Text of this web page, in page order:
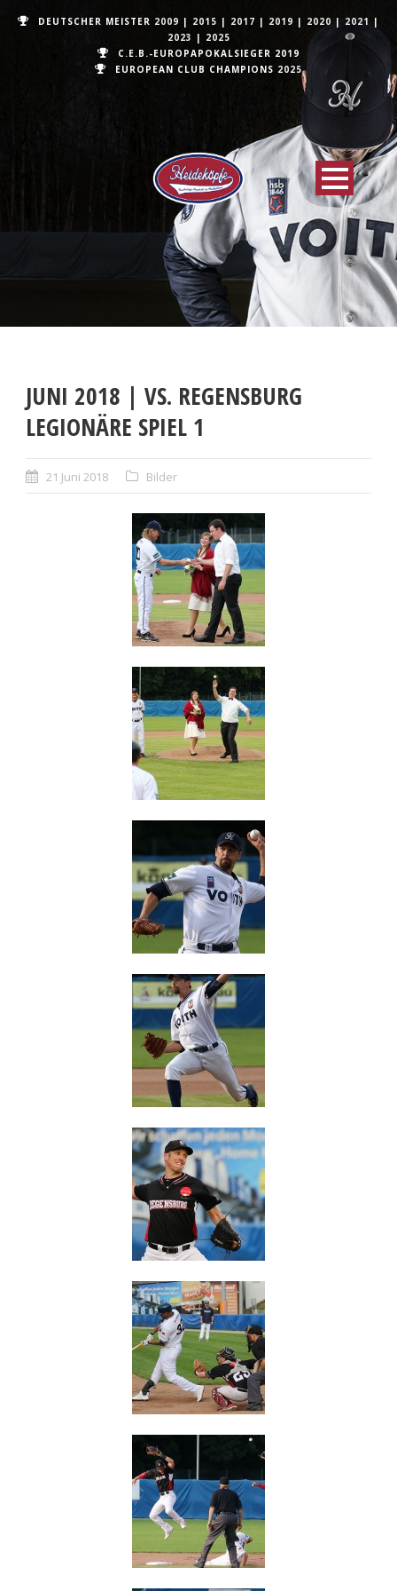
DEUTSCHER MEISTER 2009 | 2015 | 2017 | 2019 | 2020 | 2021 |
2023 | 2025
C.E.B.-EUROPAPOKALSIEGER 2019
EUROPEAN CLUB CHAMPIONS 2025
JUNI 2018 | VS. REGENSBURG
LEGIONÄRE SPIEL 1
21 Juni 2018 Bilder